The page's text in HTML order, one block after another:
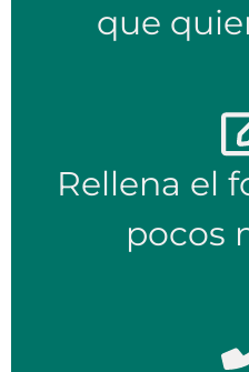
que
Rellena el
pocos